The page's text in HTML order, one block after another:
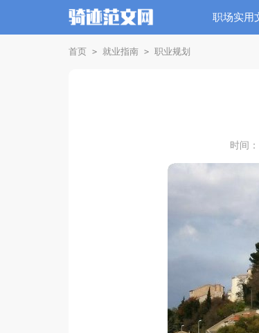
职场实用
首页 > 就业指南 > 职业规划
时间